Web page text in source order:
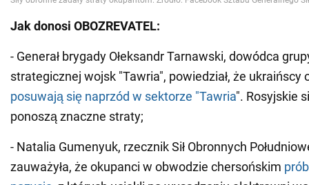
Jak donosi OBOZREVATEL:
- Generał brygady Ołeksandr Tarnawski, dowódca
strategicznej wojsk "Tawria", powiedział, że ukraińscy
posuwają się naprzód w sektorze "Tawria". Rosyjskie
ponoszą znaczne straty;
- Natalia Gumenyuk, rzecznik Sił Obronnych
zauważyła, że okupanci w obwodzie chersońskim